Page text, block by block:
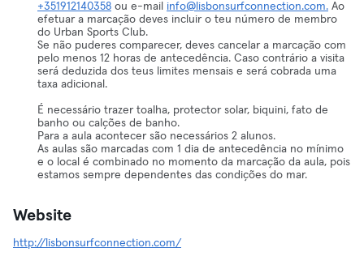
+351912140358 ou e-mail info@lisbonsurfconnection.com. Ao
efetuar a marcação deves incluir o teu número de membro
do Urban Sports Club.
Se não puderes comparecer, deves cancelar a marcação com
pelo menos 12 horas de antecedência. Caso contrário a visita
será deduzida dos teus limites mensais e será cobrada uma
taxa adicional.
É necessário trazer toalha, protector solar, biquini, fato de
banho ou calções de banho.
Para a aula acontecer são necessários 2 alunos.
As aulas são marcadas com 1 dia de antecedência no mínimo
e o local é combinado no momento da marcação da aula, pois
estamos sempre dependentes das condições do mar.
Website
http://lisbonsurfconnection.com/